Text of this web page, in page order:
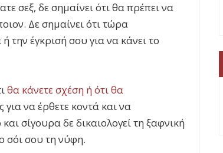
σεξ, δε σημαίνει ότι θα πρέπει να
Δε σημαίνει ότι τώρα
την έγκρισή σου για να κάνει το
θα κάνετε σχέση ή ότι θα
για να έρθετε κοντά και να
σίγουρα δε δικαιολογεί τη ξαφνική
σόι σου τη νύφη.